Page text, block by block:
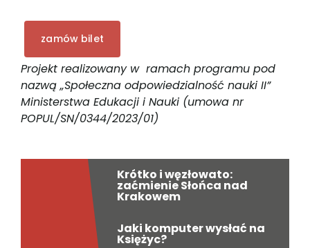
zamów bilet
Projekt realizowany w ramach programu pod
nazwą „Społeczna odpowiedzialność nauki II”
Ministerstwa Edukacji i Nauki (umowa nr
POPUL/SN/0344/2023/01)
Krótko i węzłowato:
zaćmienie Słońca nad
Krakowem
Jaki komputer wysłać na
Księżyc?